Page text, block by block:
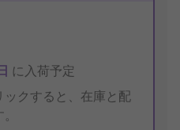
に入荷予定
ックすると、在庫と配